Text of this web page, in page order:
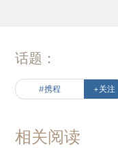
话题：
#携程 +关注
相关阅读